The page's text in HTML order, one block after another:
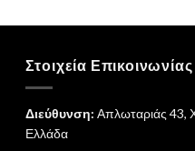
Στοιχεία Επικοινωνίας
Διεύθυνση: Απλωταριάς 43,
Ελλάδα